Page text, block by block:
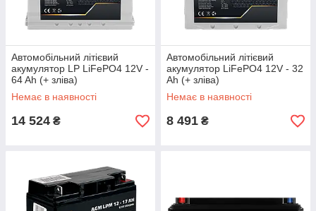
Автомобільний літієвий
акумулятор LP LiFePO4 12V -
64 Ah (+ зліва)
Немає в наявності
14 524 ₴
Автомобільний літієвий
акумулятор LiFePO4 12V - 32
Ah (+ зліва)
Немає в наявності
8 491 ₴